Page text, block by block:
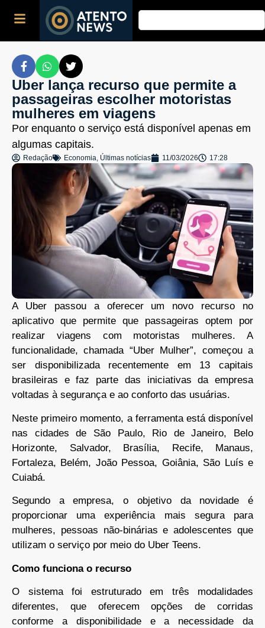
Uber lança recurso que permite a
passageiras escolher motoristas
mulheres em viagens
Por enquanto o serviço está disponível apenas em
algumas capitais.
Redação Economia, Últimas notícias 11/03/2026 17:28
A Uber passou a oferecer um novo recurso no
aplicativo que permite que passageiras optem por
realizar viagens com motoristas mulheres. A
funcionalidade, chamada “Uber Mulher”, começou a
ser disponibilizada recentemente em 13 capitais
brasileiras e faz parte das iniciativas da empresa
voltadas à segurança e ao conforto das usuárias.
Neste primeiro momento, a ferramenta está disponível
nas cidades de São Paulo, Rio de Janeiro, Belo
Horizonte, Salvador, Brasília, Recife, Manaus,
Fortaleza, Belém, João Pessoa, Goiânia, São Luís e
Cuiabá.
Segundo a empresa, o objetivo da novidade é
proporcionar uma experiência mais segura para
mulheres, pessoas não-binárias e adolescentes que
utilizam o serviço por meio do Uber Teens.
Como funciona o recurso
O sistema foi estruturado em três modalidades
diferentes, que oferecem opções de corridas
conforme a disponibilidade e a necessidade da